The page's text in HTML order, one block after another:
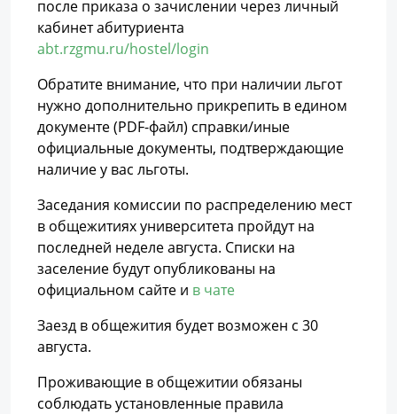
после приказа о зачислении через личный
кабинет абитуриента
abt.rzgmu.ru/hostel/login
Обратите внимание, что при наличии льгот
нужно дополнительно прикрепить в едином
документе (PDF-файл) справки/иные
официальные документы, подтверждающие
наличие у вас льготы.
Заседания комиссии по распределению мест
в общежитиях университета пройдут на
последней неделе августа. Списки на
заселение будут опубликованы на
официальном сайте и в чате
Заезд в общежития будет возможен с 30
августа.
Проживающие в общежитии обязаны
соблюдать установленные правила